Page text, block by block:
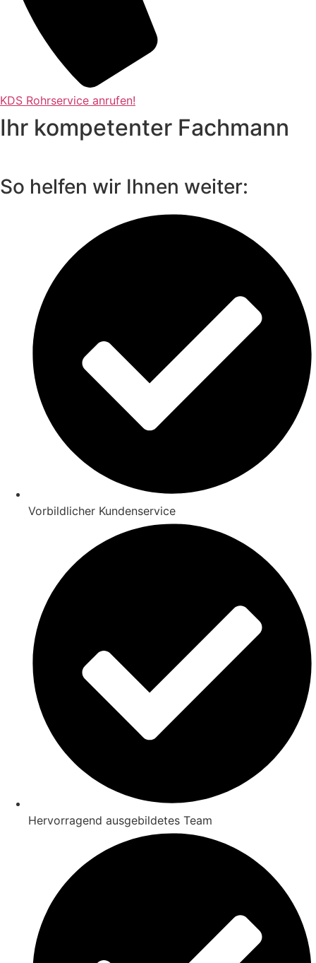
KDS Rohrservice anrufen!
Ihr kompetenter Fachmann
So helfen wir Ihnen weiter:
Vorbildlicher Kundenservice
Hervorragend ausgebildetes Team